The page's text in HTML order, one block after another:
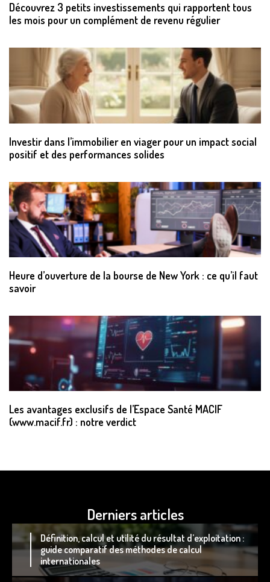
Découvrez 3 petits investissements qui rapportent tous
les mois pour un complément de revenu régulier
Investir dans l’immobilier en viager pour un impact social
positif et des performances solides
Heure d’ouverture de la bourse de New York : ce qu’il faut
savoir
Les avantages exclusifs de l’Espace Santé MACIF
(www.macif.fr) : notre verdict
Derniers articles
Définition, calcul et utilité du résultat d’exploitation :
guide comparatif des méthodes de calcul
internationales